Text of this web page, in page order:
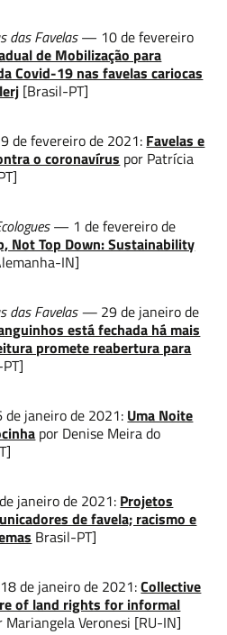
das Favelas— 10 de fevereiro
de Mobilização para
Covid-19 nas favelas cariocas
[Brasil-PT]
de fevereiro de 2021: Favelas e
o coronavírus por Patrícia
— 1 de fevereiro de
Not Top Down: Sustainability
IN]
das Favelas — 29 de janeiro de
está fechada há mais
promete reabertura para
de janeiro de 2021: Uma Noite
por Denise Meira do
janeiro de 2021: Projetos
de favela; racismo e
Brasil-PT]
18 de janeiro de 2021:Collective
of land rights for informal
Mariangela Veronesi [RU-IN]